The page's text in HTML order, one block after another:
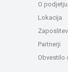
O podjetju
Lokacija
Zaposlitev
Partnerji
Obvestilo